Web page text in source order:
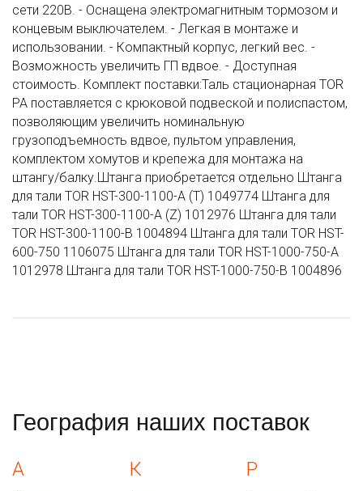
сети 220В. - Оснащена электромагнитным тормозом и
концевым выключателем. - Легкая в монтаже и
использовании. - Компактный корпус, легкий вес. -
Возможность увеличить ГП вдвое. - Доступная
стоимость. Комплект поставки:Таль стационарная TOR
PA поставляется с крюковой подвеской и полиспастом,
позволяющим увеличить номинальную
грузоподъемность вдвое, пультом управления,
комплектом хомутов и крепежа для монтажа на
штангу/балку.Штанга приобретается отдельно Штанга
для тали TOR HST-300-1100-A (T) 1049774 Штанга для
тали TOR HST-300-1100-A (Z) 1012976 Штанга для тали
TOR HST-300-1100-B 1004894 Штанга для тали TOR HST-
600-750 1106075 Штанга для тали TOR HST-1000-750-A
1012978 Штанга для тали TOR HST-1000-750-B 1004896
География наших поставок
А К Р